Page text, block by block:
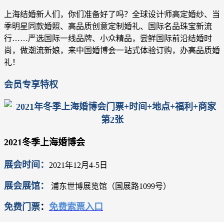
上海结婚新人们，你们准备好了吗？全球设计师高定婚纱、当
季明星同款婚照、高品质创意定制婚礼、国际名品珠宝新流
行……严选国际一线品牌、小众精品，尝鲜国际前沿结婚时
尚，做潮流新娘，来中国婚博会一站式体验订购，办高品质婚
礼！
会员专享特权
2021冬季上海婚博会
展会时间： 2021年12月4-5日
展会展馆： 浦东世博展览馆（国展路1099号）
免费门票： 免费索票入口